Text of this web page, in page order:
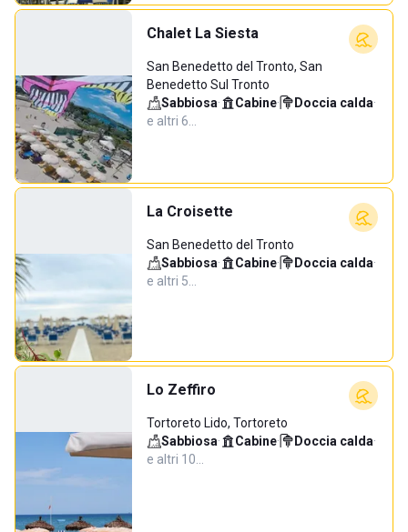
Chalet La Siesta
San Benedetto del Tronto, San
Benedetto Sul Tronto
Sabbiosa· Cabine· Doccia calda·
e altri 6…
La Croisette
San Benedetto del Tronto
Sabbiosa· Cabine· Doccia calda·
e altri 5…
Lo Zeffiro
Tortoreto Lido, Tortoreto
Sabbiosa· Cabine· Doccia calda·
e altri 10…